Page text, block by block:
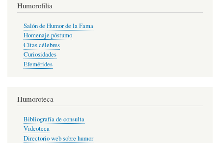
Humorofilia
Salón de Humor de la Fama
Homenaje póstumo
Citas célebres
Curiosidades
Efemérides
Humoroteca
Bibliografía de consulta
Videoteca
Directorio web sobre humor